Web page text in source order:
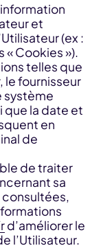
et
(ex :
Cookies »).
telles que
le fournisseur
système
que la date et
en
de
de traiter
sa
consultées,
d’améliorer le
l’Utilisateur.